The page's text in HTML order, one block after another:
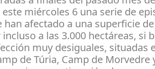
miércoles 6 una serie de
han afectado a una superficie
a las 3.000 hectáreas, si
muy desiguales, situadas
de Túria, Camp de Morvedre